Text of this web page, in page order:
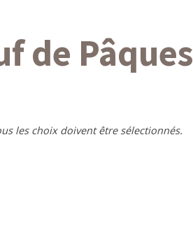
de Pâques
les choix doivent être sélectionnés.